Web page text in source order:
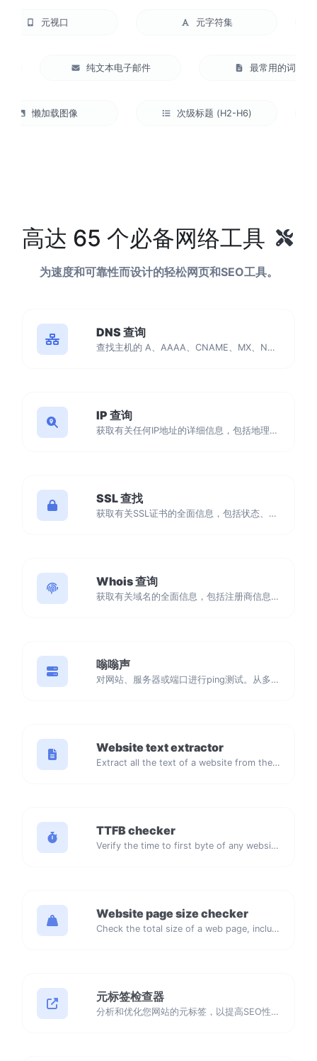
元视口 元字符集
最常用的词
纯文本电子邮件
懒加载图像 次级标题 (H2-H6)
高达 65 个必备网络工具
为速度和可靠性而设计的轻松网页和SEO工具。
DNS 查询
查找主机的 A、AAAA、CNAME、MX、NS、TXT、SOA DNS 记录。
IP 查询
获取有关任何IP地址的详细信息，包括地理位置、ISP详细信息等。
SSL 查找
获取有关SSL证书的全面信息，包括状态、颁发和到期日期、组织等。使用我们易于使用的工具，确保您网站的安全性和合规性。
Whois 查询
获取有关域名的全面信息，包括注册商信息、注册日期、名称服务器等。使用我们易于使用的工具，确保准确的域名管理和安全性。
嗡嗡声
对网站、服务器或端口进行ping测试。从多个位置进行测试，自定义设置，并获取实时结果以确保最佳网络性能。
Website text extractor
Extract all the text of a website from the source code of the page.
TTFB checker
Verify the time to first byte of any website.
Website page size checker
Check the total size of a web page, including all resources, for performance analysis.
元标签检查器
分析和优化您网站的元标签，以提高SEO性能。确保您的网站正确配置，以改善搜索引擎排名和用户参与度。